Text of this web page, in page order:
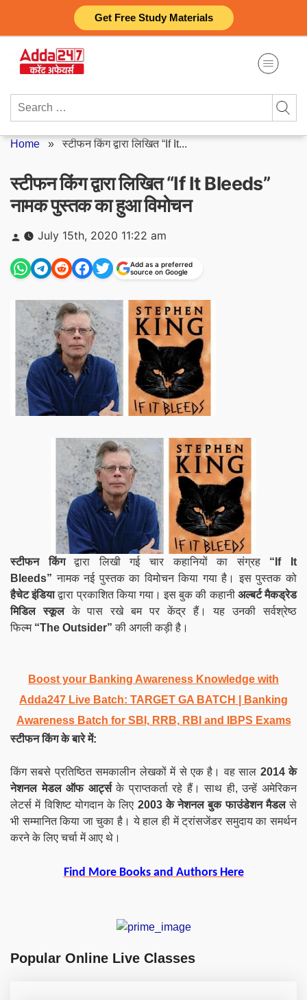
Get Free Study Materials
content
Search
Home »स्टीफन किंग द्वारा लिखित “If It...
स्टीफन किंग द्वारा लिखित “If It Bleeds”
नामक पुस्तक का हुआ विमोचन
Posted
by
July 15th, 2020 11:22 am
Add as a preferred
source on Google
स्टीफन किंगद्वारा लिखी गई चार कहानियों का संग्रह “If It
Bleeds” नामक नई पुस्तक का विमोचन किया गया है। इस पुस्तक को
हैचेट इंडियाद्वारा प्रकाशित किया गया। इस बुक की कहानी अल्बर्ट मैकड्रेड
मिडिल स्कूलके पास रखे
बम पर केंद्र हैं। यह उनकी सर्वश्रेष्ठ
फिल्म “The Outsider” की अगली कड़ी है।
Boost your Banking Awareness Knowledge with
Adda247 Live Batch: TARGET GA BATCH
| Banking
Awareness Batch for SBI, RRB, RBI and IBPS Exams
स्टीफन किंग के बारे में:
किंग सबसे प्रतिष्ठित समकालीन लेखकों में से एक है। वह साल 2014 के
नेशनल मेडल ऑफ आर्ट्सके प्राप्तकर्ता रहे हैं। साथ ही, उन्हें अमेरिकन
लेटर्स में विशिष्ट योगदान के लिए 2003 केनेशनलबुक फाउंडेशन मैडलसे
भी सम्मानित किया जा चुका है। ये हाल ही में ट्रांसजेंडर समुदाय का समर्थन
करने के लिए चर्चा में आए थे।
Find More Books and Authors Here
Popular Online Live Classes